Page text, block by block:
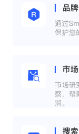
品
通过
保护您
市
市场研
察，帮
润。
搜